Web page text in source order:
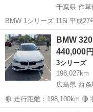
千葉県 作草
BMW 1シリーズ 116i 平成
る ご覧頂きありがとうございます。 掲載価格=車両代金+リサイクル千葉 千葉市 作草部
BMW
440,000円
3シリーズ
198,027km
広島県 西条
🔴 走行距離：198,100km 🔴
ード、アイドリングストッ